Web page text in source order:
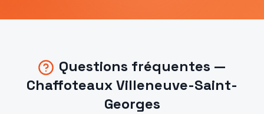
Questions fréquentes —
ChaffoteauxVilleneuve-Saint-
Georges